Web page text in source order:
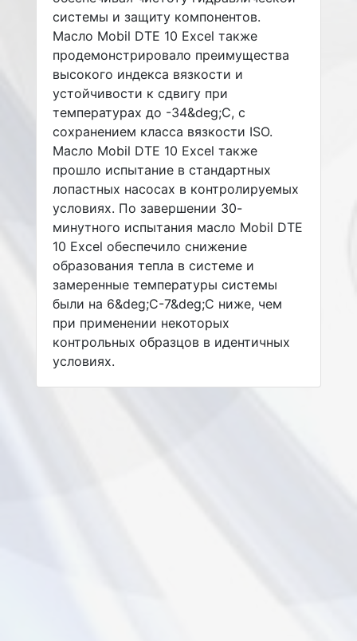
системы и защиту компонентов.
Масло Mobil DTE 10 Excel также
продемонстрировало преимущества
высокого индекса вязкости и
устойчивости к сдвигу при
температурах до -34&deg;C, с
сохранением класса вязкости ISO.
Масло Mobil DTE 10 Excel также
прошло испытание в стандартных
лопастных насосах в контролируемых
условиях. По завершении 30-
минутного испытания масло Mobil DTE
10 Excel обеспечило снижение
образования тепла в системе и
замеренные температуры системы
были на 6&deg;C-7&deg;C ниже, чем
при применении некоторых
контрольных образцов в идентичных
условиях.